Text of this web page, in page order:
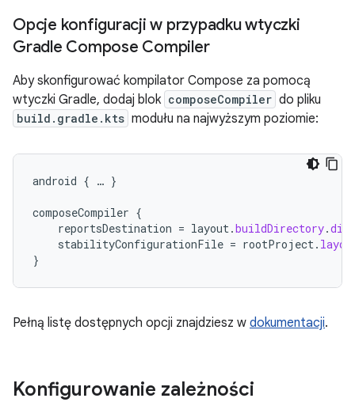
Opcje konfiguracji w przypadku wtyczki
Gradle Compose Compiler
Aby skonfigurować kompilator Compose za pomocą
wtyczki Gradle, dodaj blok composeCompiler do pliku
build.gradle.kts modułu na najwyższym poziomie:
android { … }
composeCompiler {
reportsDestination = layout.buildDirectory.dir
stabilityConfigurationFile = rootProject.
}
Pełną listę dostępnych opcji znajdziesz w dokumentacji.
Konfigurowanie zależności